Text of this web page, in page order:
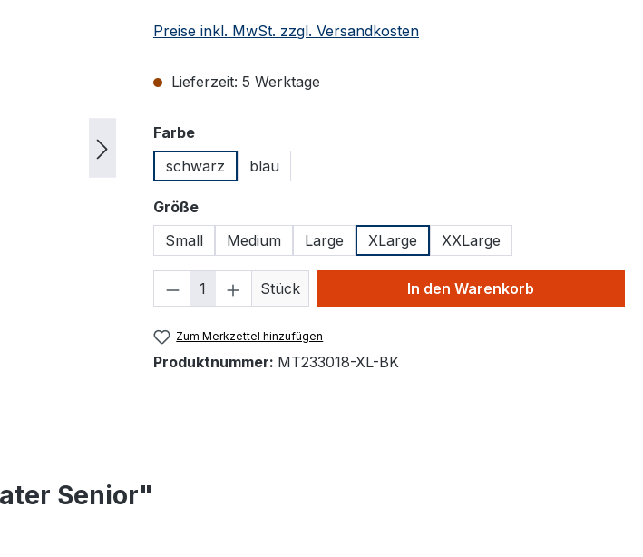
Preise inkl. MwSt. zzgl. Versandkosten
Lieferzeit: 5 Werktage
Farbeauswählen
schwarz
blau
Größeauswählen
Small
Medium Large XLarge XXLarge
Produkt Anzahl: Gib den gewünschten Wert
Stück In den Warenkorb
Zum Merkzettel hinzufügen
Produktnummer: MT233018-XL-BK
Senior"